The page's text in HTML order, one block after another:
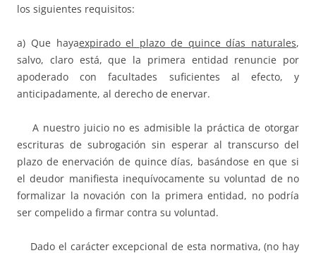
los siguientes requisitos:
a) Que hayaexpirado el plazo de quince días naturales,
salvo, claro está, que la primera entidad renuncie por
apoderado con facultades suficientes al efecto, y
anticipadamente, al derecho de enervar.
A nuestro juicio no es admisible la práctica de otorgar
escrituras de subrogación sin esperar al transcurso del
plazo de enervación de quince días, basándose en que si
el deudor manifiesta inequívocamente su voluntad de no
formalizar la novación con la primera entidad, no podría
ser compelido a firmar contra su voluntad.
Dado el carácter excepcional de esta normativa, (no hay